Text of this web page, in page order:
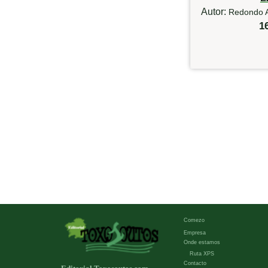
Autor: Redondo
Comezo
Empresa
Onde estamos
Ruta XPS
Contacto